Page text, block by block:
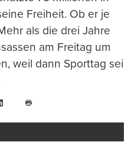
Freiheit. Ob er je
als die drei Jahre
am Freitag um
weil dann Sporttag sei
LinkedIn
drucken